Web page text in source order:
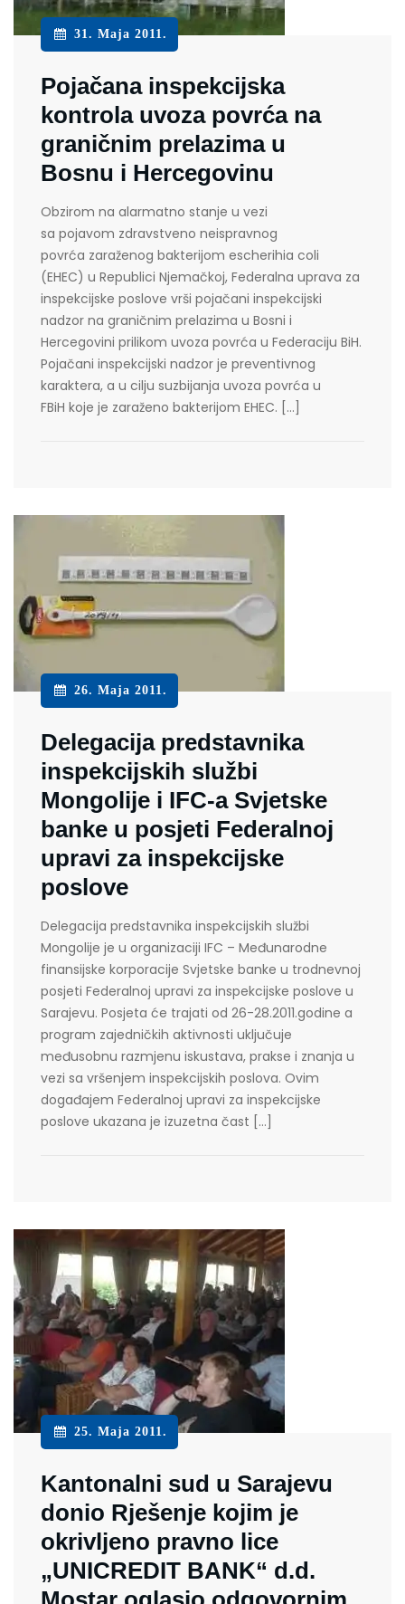
31. Maja 2011.
Pojačana inspekcijska
kontrola uvoza povrća na
graničnim prelazima u
Bosnu i Hercegovinu
Obzirom na alarmatno stanje u vezi
sa pojavom zdravstveno neispravnog
povrća zaraženog bakterijom escherihia coli
(EHEC) u Republici Njemačkoj, Federalna uprava za
inspekcijske poslove vrši pojačani inspekcijski
nadzor na graničnim prelazima u Bosni i
Hercegovini prilikom uvoza povrća u Federaciju BiH.
Pojačani inspekcijski nadzor je preventivnog
karaktera, a u cilju suzbijanja uvoza povrća u
FBiH koje je zaraženo bakterijom EHEC. […]
26. Maja 2011.
Delegacija predstavnika
inspekcijskih službi
Mongolije i IFC-a Svjetske
banke u posjeti Federalnoj
upravi za inspekcijske
poslove
Delegacija predstavnika inspekcijskih službi
Mongolije je u organizaciji IFC – Međunarodne
finansijske korporacije Svjetske banke u trodnevnoj
posjeti Federalnoj upravi za inspekcijske poslove u
Sarajevu. Posjeta će trajati od 26-28.2011.godine a
program zajedničkih aktivnosti uključuje
međusobnu razmjenu iskustava, prakse i znanja u
vezi sa vršenjem inspekcijskih poslova. Ovim
događajem Federalnoj upravi za inspekcijske
poslove ukazana je izuzetna čast […]
25. Maja 2011.
Kantonalni sud u Sarajevu
donio Rješenje kojim je
okrivljeno pravno lice
„UNICREDIT BANK“ d.d.